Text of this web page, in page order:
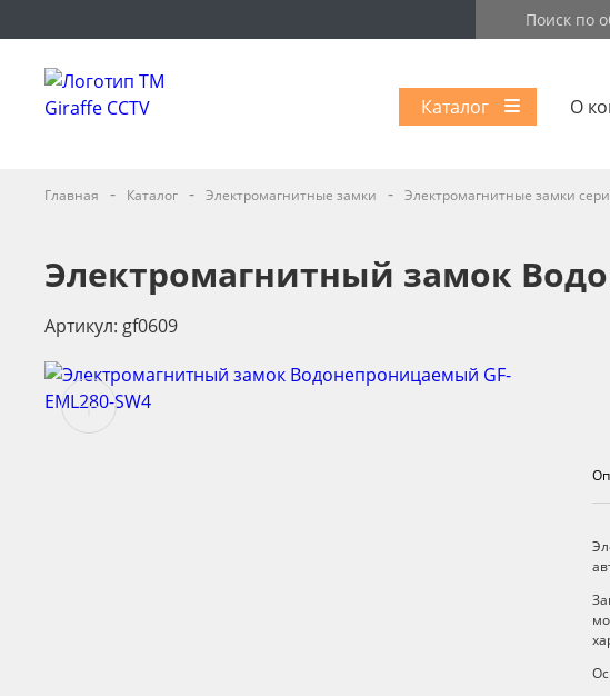
Каталог О
Главная - Каталог - Электромагнитные замки - Электромагнитные замки
Электромагнитный замок
Артикул: gf0609